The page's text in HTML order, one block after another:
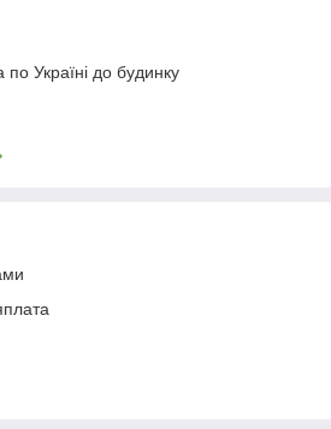
по Україні до будинку